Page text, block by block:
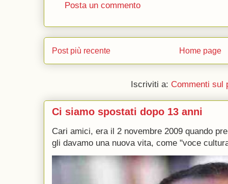
Posta un commento
Post più recente Home page
Iscriviti a: Commenti sul
Ci siamo spostati dopo 13 anni
Cari amici, era il 2 novembre 2009 quando
gli davamo una nuova vita, come "voce